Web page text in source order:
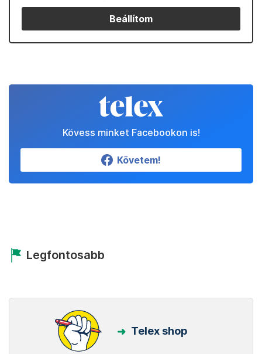
Beállítom
Kövess minket Facebookon is!
Követem!
Legfontosabb
Telex shop